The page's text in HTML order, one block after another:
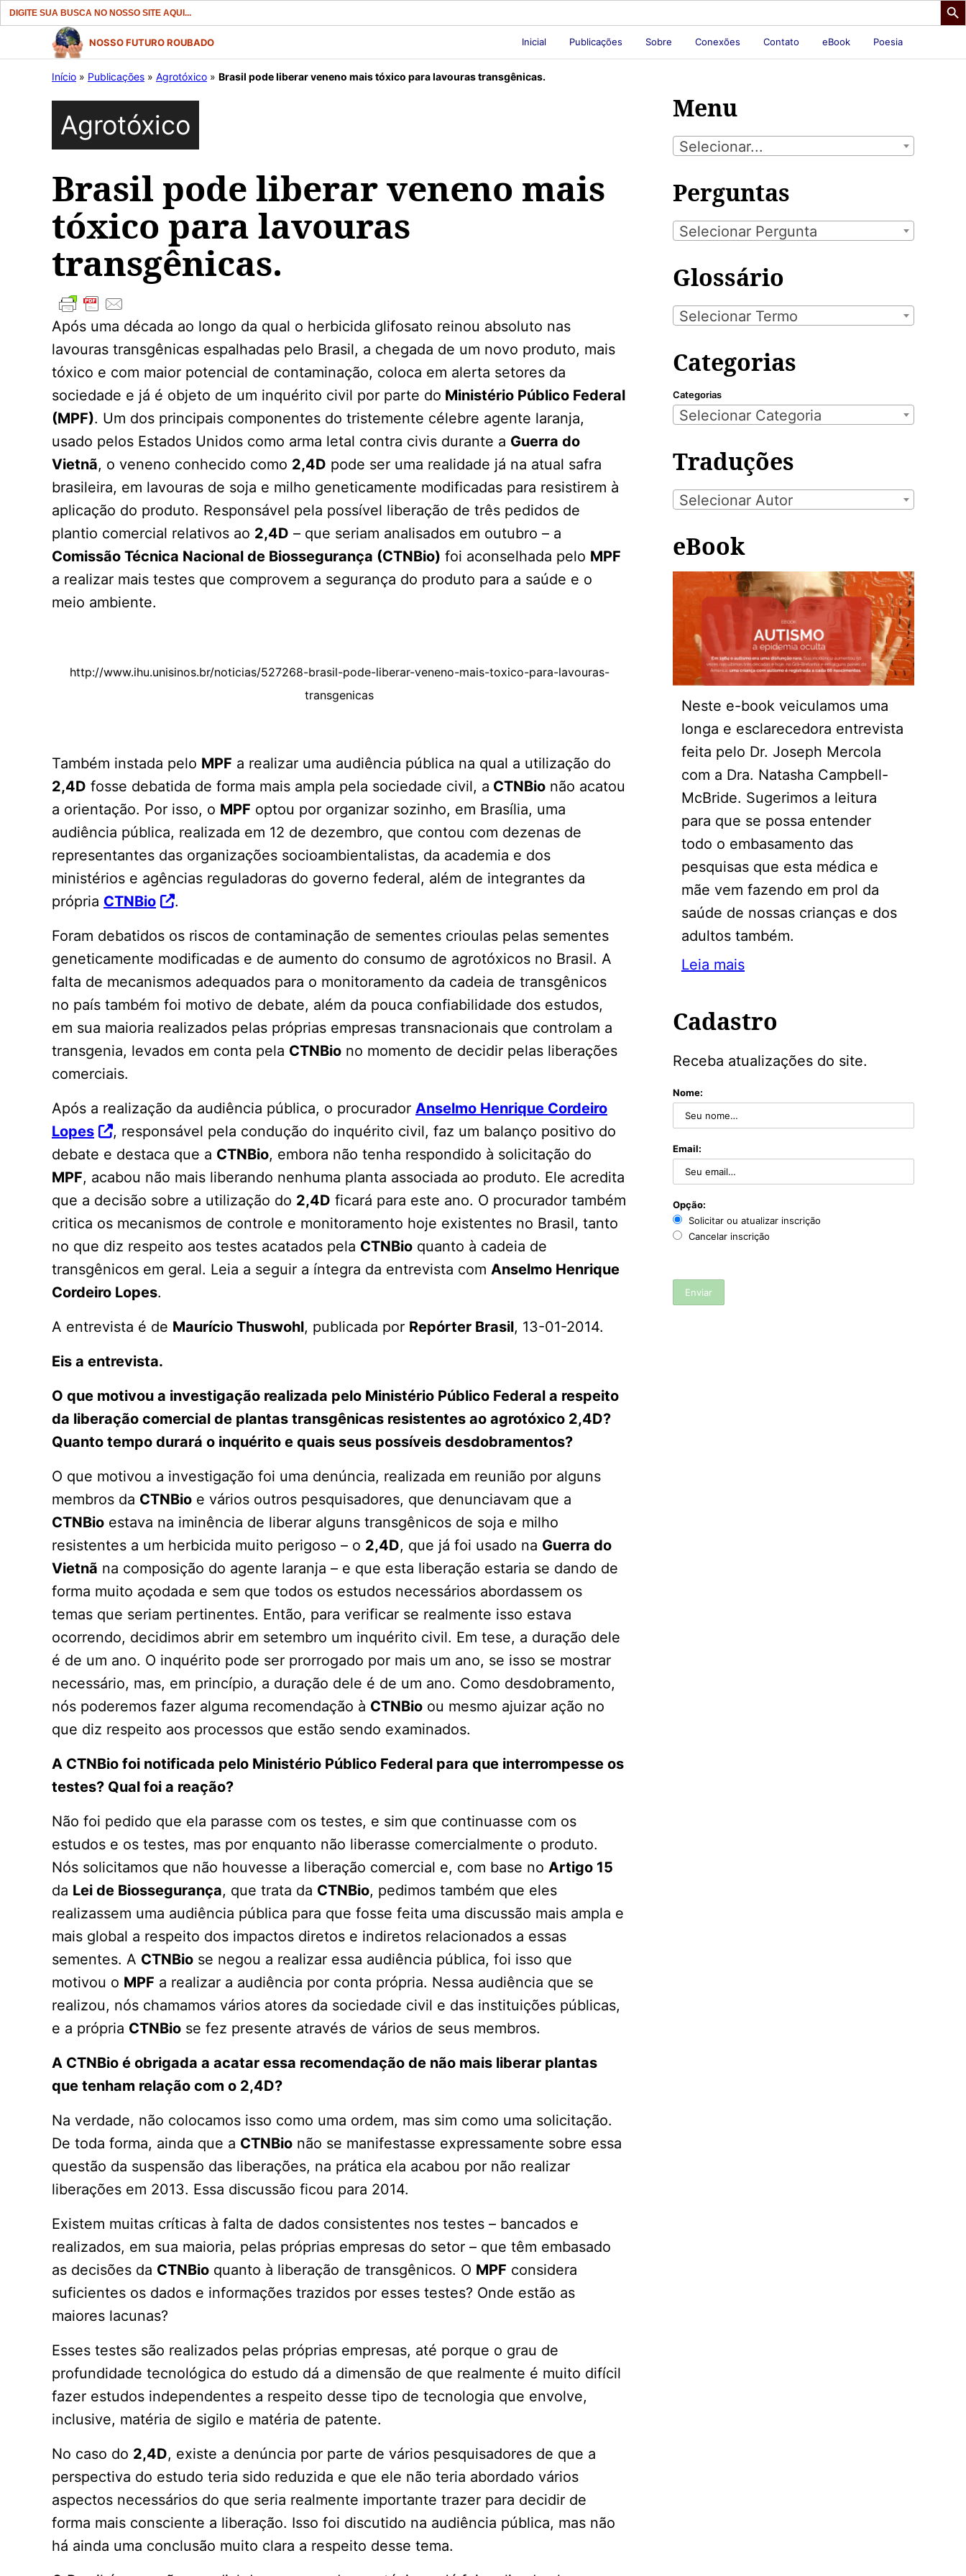
Search
for:
conteúdo
NOSSO FUTURO ROUBADO Inicial Publicações Sobre Conexões Contato eBook Poesia
Início » Publicações » Agrotóxico » Brasil pode liberar veneno mais tóxico para lavouras transgênicas.
Agrotóxico
Brasil pode liberar veneno mais
tóxico para lavouras
transgênicas.
Após uma década ao longo da qual o herbicida glifosato reinou absoluto nas
lavouras transgênicas espalhadas pelo Brasil, a chegada de um novo produto, mais
tóxico e com maior potencial de contaminação, coloca em alerta setores da
sociedade e já é objeto de um inquérito civil por parte do Ministério Público Federal
(MPF). Um dos principais componentes do tristemente célebre agente laranja,
usado pelos Estados Unidos como arma letal contra civis durante a Guerra do
Vietnã, o veneno conhecido como 2,4D pode ser uma realidade já na atual safra
brasileira, em lavouras de soja e milho geneticamente modificadas para resistirem à
aplicação do produto. Responsável pela possível liberação de três pedidos de
plantio comercial relativos ao 2,4D – que seriam analisados em outubro – a
Comissão Técnica Nacional de Biossegurança (CTNBio) foi aconselhada pelo MPF
a realizar mais testes que comprovem a segurança do produto para a saúde e o
meio ambiente.
http://www.ihu.unisinos.br/noticias/527268-brasil-pode-liberar-veneno-mais-toxico-para-lavouras-
transgenicas
Também instada pelo MPF a realizar uma audiência pública na qual a utilização do
2,4D fosse debatida de forma mais ampla pela sociedade civil, a CTNBio não acatou
a orientação. Por isso, o MPF optou por organizar sozinho, em Brasília, uma
audiência pública, realizada em 12 de dezembro, que contou com dezenas de
representantes das organizações socioambientalistas, da academia e dos
ministérios e agências reguladoras do governo federal, além de integrantes da
própria CTNBio
.
Foram debatidos os riscos de contaminação de sementes crioulas pelas sementes
geneticamente modificadas e de aumento do consumo de agrotóxicos no Brasil. A
falta de mecanismos adequados para o monitoramento da cadeia de transgênicos
no país também foi motivo de debate, além da pouca confiabilidade dos estudos,
em sua maioria realizados pelas próprias empresas transnacionais que controlam a
transgenia, levados em conta pela CTNBio no momento de decidir pelas liberações
comerciais.
Após a realização da audiência pública, o procurador Anselmo Henrique Cordeiro
Lopes
, responsável pela condução do inquérito civil, faz um balanço positivo do
debate e destaca que a CTNBio, embora não tenha respondido à solicitação do
MPF, acabou não mais liberando nenhuma planta associada ao produto. Ele acredita
que a decisão sobre a utilização do 2,4D ficará para este ano. O procurador também
critica os mecanismos de controle e monitoramento hoje existentes no Brasil, tanto
no que diz respeito aos testes acatados pela CTNBio quanto à cadeia de
transgênicos em geral. Leia a seguir a íntegra da entrevista com Anselmo Henrique
Cordeiro Lopes.
A entrevista é de Maurício Thuswohl, publicada por Repórter Brasil, 13-01-2014.
Eis a entrevista.
O que motivou a investigação realizada pelo Ministério Público Federal a respeito
da liberação comercial de plantas transgênicas resistentes ao agrotóxico 2,4D?
Quanto tempo durará o inquérito e quais seus possíveis desdobramentos?
O que motivou a investigação foi uma denúncia, realizada em reunião por alguns
membros da CTNBio e vários outros pesquisadores, que denunciavam que a
CTNBio estava na iminência de liberar alguns transgênicos de soja e milho
resistentes a um herbicida muito perigoso – o 2,4D, que já foi usado na Guerra do
Vietnã na composição do agente laranja – e que esta liberação estaria se dando de
forma muito açodada e sem que todos os estudos necessários abordassem os
temas que seriam pertinentes. Então, para verificar se realmente isso estava
ocorrendo, decidimos abrir em setembro um inquérito civil. Em tese, a duração dele
é de um ano. O inquérito pode ser prorrogado por mais um ano, se isso se mostrar
necessário, mas, em princípio, a duração dele é de um ano. Como desdobramento,
nós poderemos fazer alguma recomendação à CTNBio ou mesmo ajuizar ação no
que diz respeito aos processos que estão sendo examinados.
A CTNBio foi notificada pelo Ministério Público Federal para que interrompesse os
testes? Qual foi a reação?
Não foi pedido que ela parasse com os testes, e sim que continuasse com os
estudos e os testes, mas por enquanto não liberasse comercialmente o produto.
Nós solicitamos que não houvesse a liberação comercial e, com base no Artigo 15
da Lei de Biossegurança, que trata da CTNBio, pedimos também que eles
realizassem uma audiência pública para que fosse feita uma discussão mais ampla e
mais global a respeito dos impactos diretos e indiretos relacionados a essas
sementes. A CTNBio se negou a realizar essa audiência pública, foi isso que
motivou o MPF a realizar a audiência por conta própria. Nessa audiência que se
realizou, nós chamamos vários atores da sociedade civil e das instituições públicas,
e a própria CTNBio se fez presente através de vários de seus membros.
A CTNBio é obrigada a acatar essa recomendação de não mais liberar plantas
que tenham relação com o 2,4D?
Na verdade, não colocamos isso como uma ordem, mas sim como uma solicitação.
De toda forma, ainda que a CTNBio não se manifestasse expressamente sobre essa
questão da suspensão das liberações, na prática ela acabou por não realizar
liberações em 2013. Essa discussão ficou para 2014.
Existem muitas críticas à falta de dados consistentes nos testes – bancados e
realizados, em sua maioria, pelas próprias empresas do setor – que têm embasado
as decisões da CTNBio quanto à liberação de transgênicos. O MPF considera
suficientes os dados e informações trazidos por esses testes? Onde estão as
maiores lacunas?
Esses testes são realizados pelas próprias empresas, até porque o grau de
profundidade tecnológica do estudo dá a dimensão de que realmente é muito difícil
fazer estudos independentes a respeito desse tipo de tecnologia que envolve,
inclusive, matéria de sigilo e matéria de patente.
No caso do 2,4D, existe a denúncia por parte de vários pesquisadores de que a
perspectiva do estudo teria sido reduzida e que ele não teria abordado vários
aspectos necessários do que seria realmente importante trazer para decidir de
forma mais consciente a liberação. Isso foi discutido na audiência pública, mas não
há ainda uma conclusão muito clara a respeito desse tema.
Menu
Selecionar...
Perguntas
Selecionar Pergunta
Glossário
Selecionar Termo
Categorias
Categorias
Selecionar Categoria
Traduções
Selecionar Autor
eBook
Neste e-book veiculamos uma
longa e esclarecedora entrevista
feita pelo Dr. Joseph Mercola
com a Dra. Natasha Campbell-
McBride. Sugerimos a leitura
para que se possa entender
todo o embasamento das
pesquisas que esta médica e
mãe vem fazendo em prol da
saúde de nossas crianças e dos
adultos também.
Leia mais
Cadastro
Receba atualizações do site.
Nome:
Email:
Opção:
Solicitar ou atualizar inscrição
Cancelar inscrição